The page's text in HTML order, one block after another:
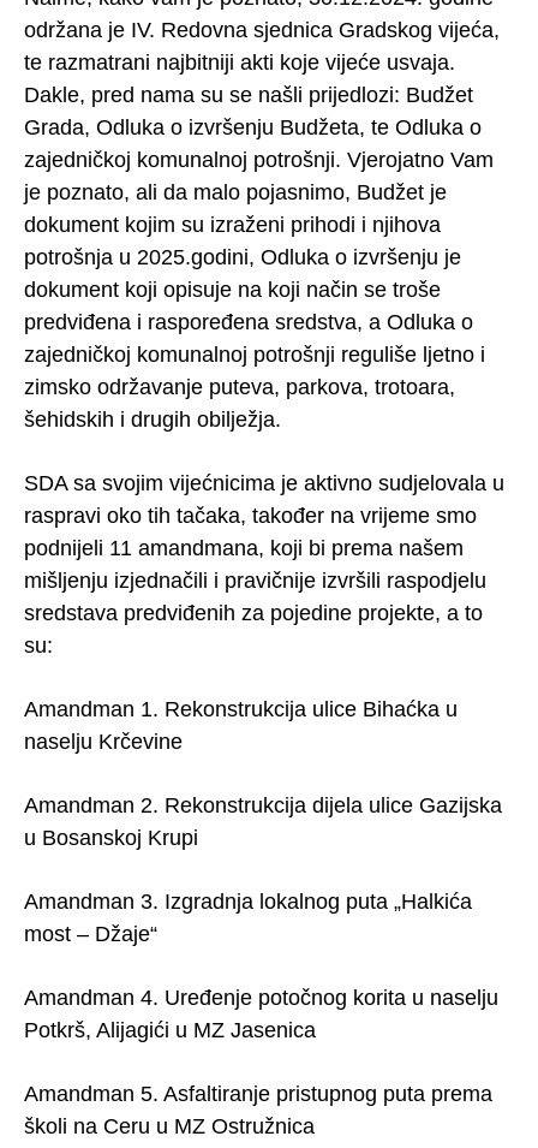
održana je IV. Redovna sjednica Gradskog vijeća,
te razmatrani najbitniji akti koje vijeće usvaja.
Dakle, pred nama su se našli prijedlozi: Budžet
Grada, Odluka o izvršenju Budžeta, te Odluka o
zajedničkoj komunalnoj potrošnji. Vjerojatno Vam
je poznato, ali da malo pojasnimo, Budžet je
dokument kojim su izraženi prihodi i njihova
potrošnja u 2025.godini, Odluka o izvršenju je
dokument koji opisuje na koji način se troše
predviđena i raspoređena sredstva, a Odluka o
zajedničkoj komunalnoj potrošnji reguliše ljetno i
zimsko održavanje puteva, parkova, trotoara,
šehidskih i drugih obilježja.
SDA sa svojim vijećnicima je aktivno sudjelovala u
raspravi oko tih tačaka, također na vrijeme smo
podnijeli 11 amandmana, koji bi prema našem
mišljenju izjednačili i pravičnije izvršili raspodjelu
sredstava predviđenih za pojedine projekte, a to
su:
Amandman 1. Rekonstrukcija ulice Bihaćka u
naselju Krčevine
Amandman 2. Rekonstrukcija dijela ulice Gazijska
u Bosanskoj Krupi
Amandman 3. Izgradnja lokalnog puta „Halkića
most – Džaje“
Amandman 4. Uređenje potočnog korita u naselju
Potkrš, Alijagići u MZ Jasenica
Amandman 5. Asfaltiranje pristupnog puta prema
školi na Ceru u MZ Ostružnica